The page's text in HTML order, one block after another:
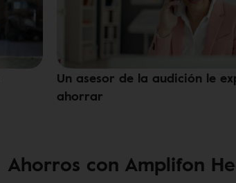
Un asesor de la audición le
ahorrar
Ahorros con Amplifon